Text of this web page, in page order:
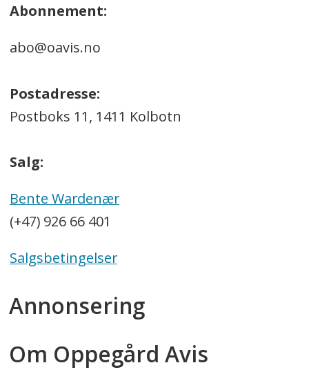
Abonnement:
abo@oavis.no
Postadresse:
Postboks 11, 1411 Kolbotn
Salg:
Bente Wardenær
(+47) 926 66 401
Salgsbetingelser
Annonsering
Om Oppegård Avis